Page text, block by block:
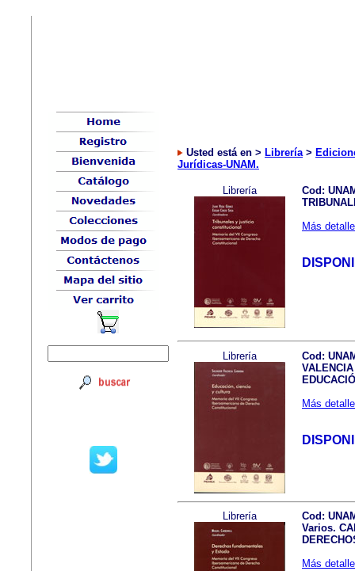
Usted está en > Librería>
Jurídicas-UNAM.
Librería
Cod:
Más
Librería
Cod:
Más
Librería
Cod:
Varios.
Más